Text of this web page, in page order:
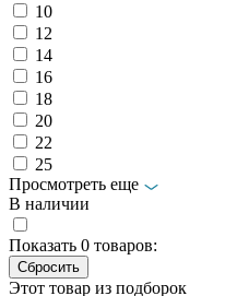
10
12
14
16
18
20
22
25
Просмотреть еще
В наличии
Показать 0 товаров:
Этот товар из подборок